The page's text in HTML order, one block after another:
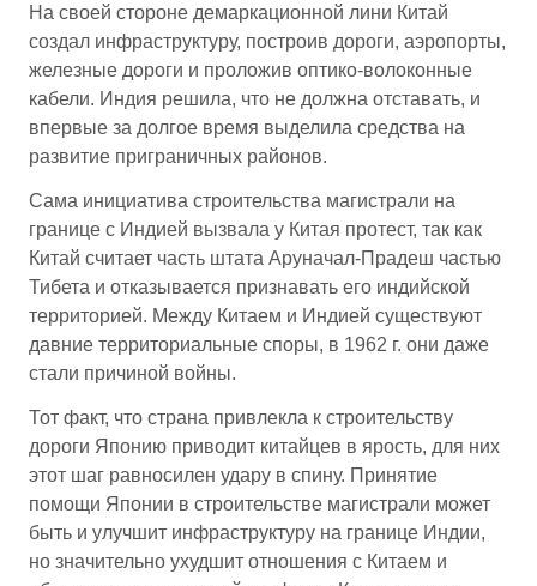
На своей стороне демаркационной лини Китай
создал инфраструктуру, построив дороги, аэропорты,
железные дороги и проложив оптико-волоконные
кабели. Индия решила, что не должна отставать, и
впервые за долгое время выделила средства на
развитие приграничных районов.
Сама инициатива строительства магистрали на
границе с Индией вызвала у Китая протест, так как
Китай считает часть штата Аруначал-Прадеш частью
Тибета и отказывается признавать его индийской
территорией. Между Китаем и Индией существуют
давние территориальные споры, в 1962 г. они даже
стали причиной войны.
Тот факт, что страна привлекла к строительству
дороги Японию приводит китайцев в ярость, для них
этот шаг равносилен удару в спину. Принятие
помощи Японии в строительстве магистрали может
быть и улучшит инфраструктуру на границе Индии,
но значительно ухудшит отношения с Китаем и